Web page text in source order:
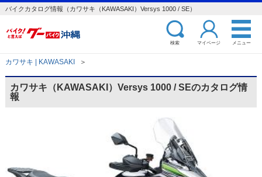
バイクカタログ情報（カワサキ（KAWASAKI）Versys 1000 / SE）
検索 マイページ メニュー
カワサキ | KAWASAKI ＞
カワサキ（KAWASAKI）Versys 1000 / SEのカタログ情
報